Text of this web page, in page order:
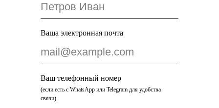
Петров Иван
Ваша электронная почта
mail@example.com
Ваш телефонный номер
(если есть c WhatsApp или Telegram для удобства
связи)